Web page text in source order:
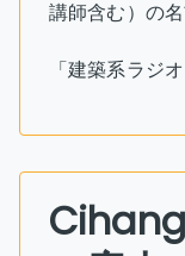
講師含む）の
「建築系ラジオ